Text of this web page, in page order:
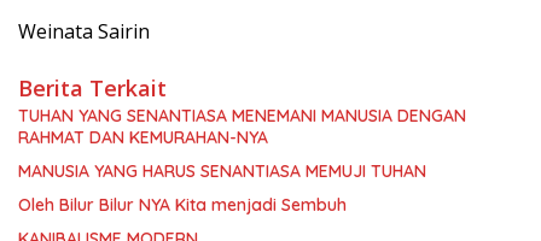
Weinata Sairin
Berita Terkait
TUHAN YANG SENANTIASA MENEMANI MANUSIA DENGAN
RAHMAT DAN KEMURAHAN-NYA
MANUSIA YANG HARUS SENANTIASA MEMUJI TUHAN
Oleh Bilur Bilur NYA Kita menjadi Sembuh